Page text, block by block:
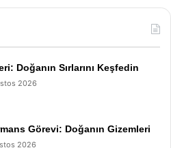
Doğanın Sırlarını Keşfedin
2026
Görevi: Doğanın Gizemleri
2026